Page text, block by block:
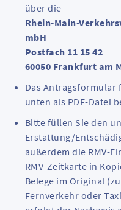
über die
Rhein-Main-
mbH
Postfach 11 15 42
60050 Frankfurt am
Das Antragsformular
unten als PDF-Datei
Bitte füllen Sie den
Erstattung/
außerdem die RMV-
RMV-Zeitkarte in
Belege im Original
Fernverkehr oder